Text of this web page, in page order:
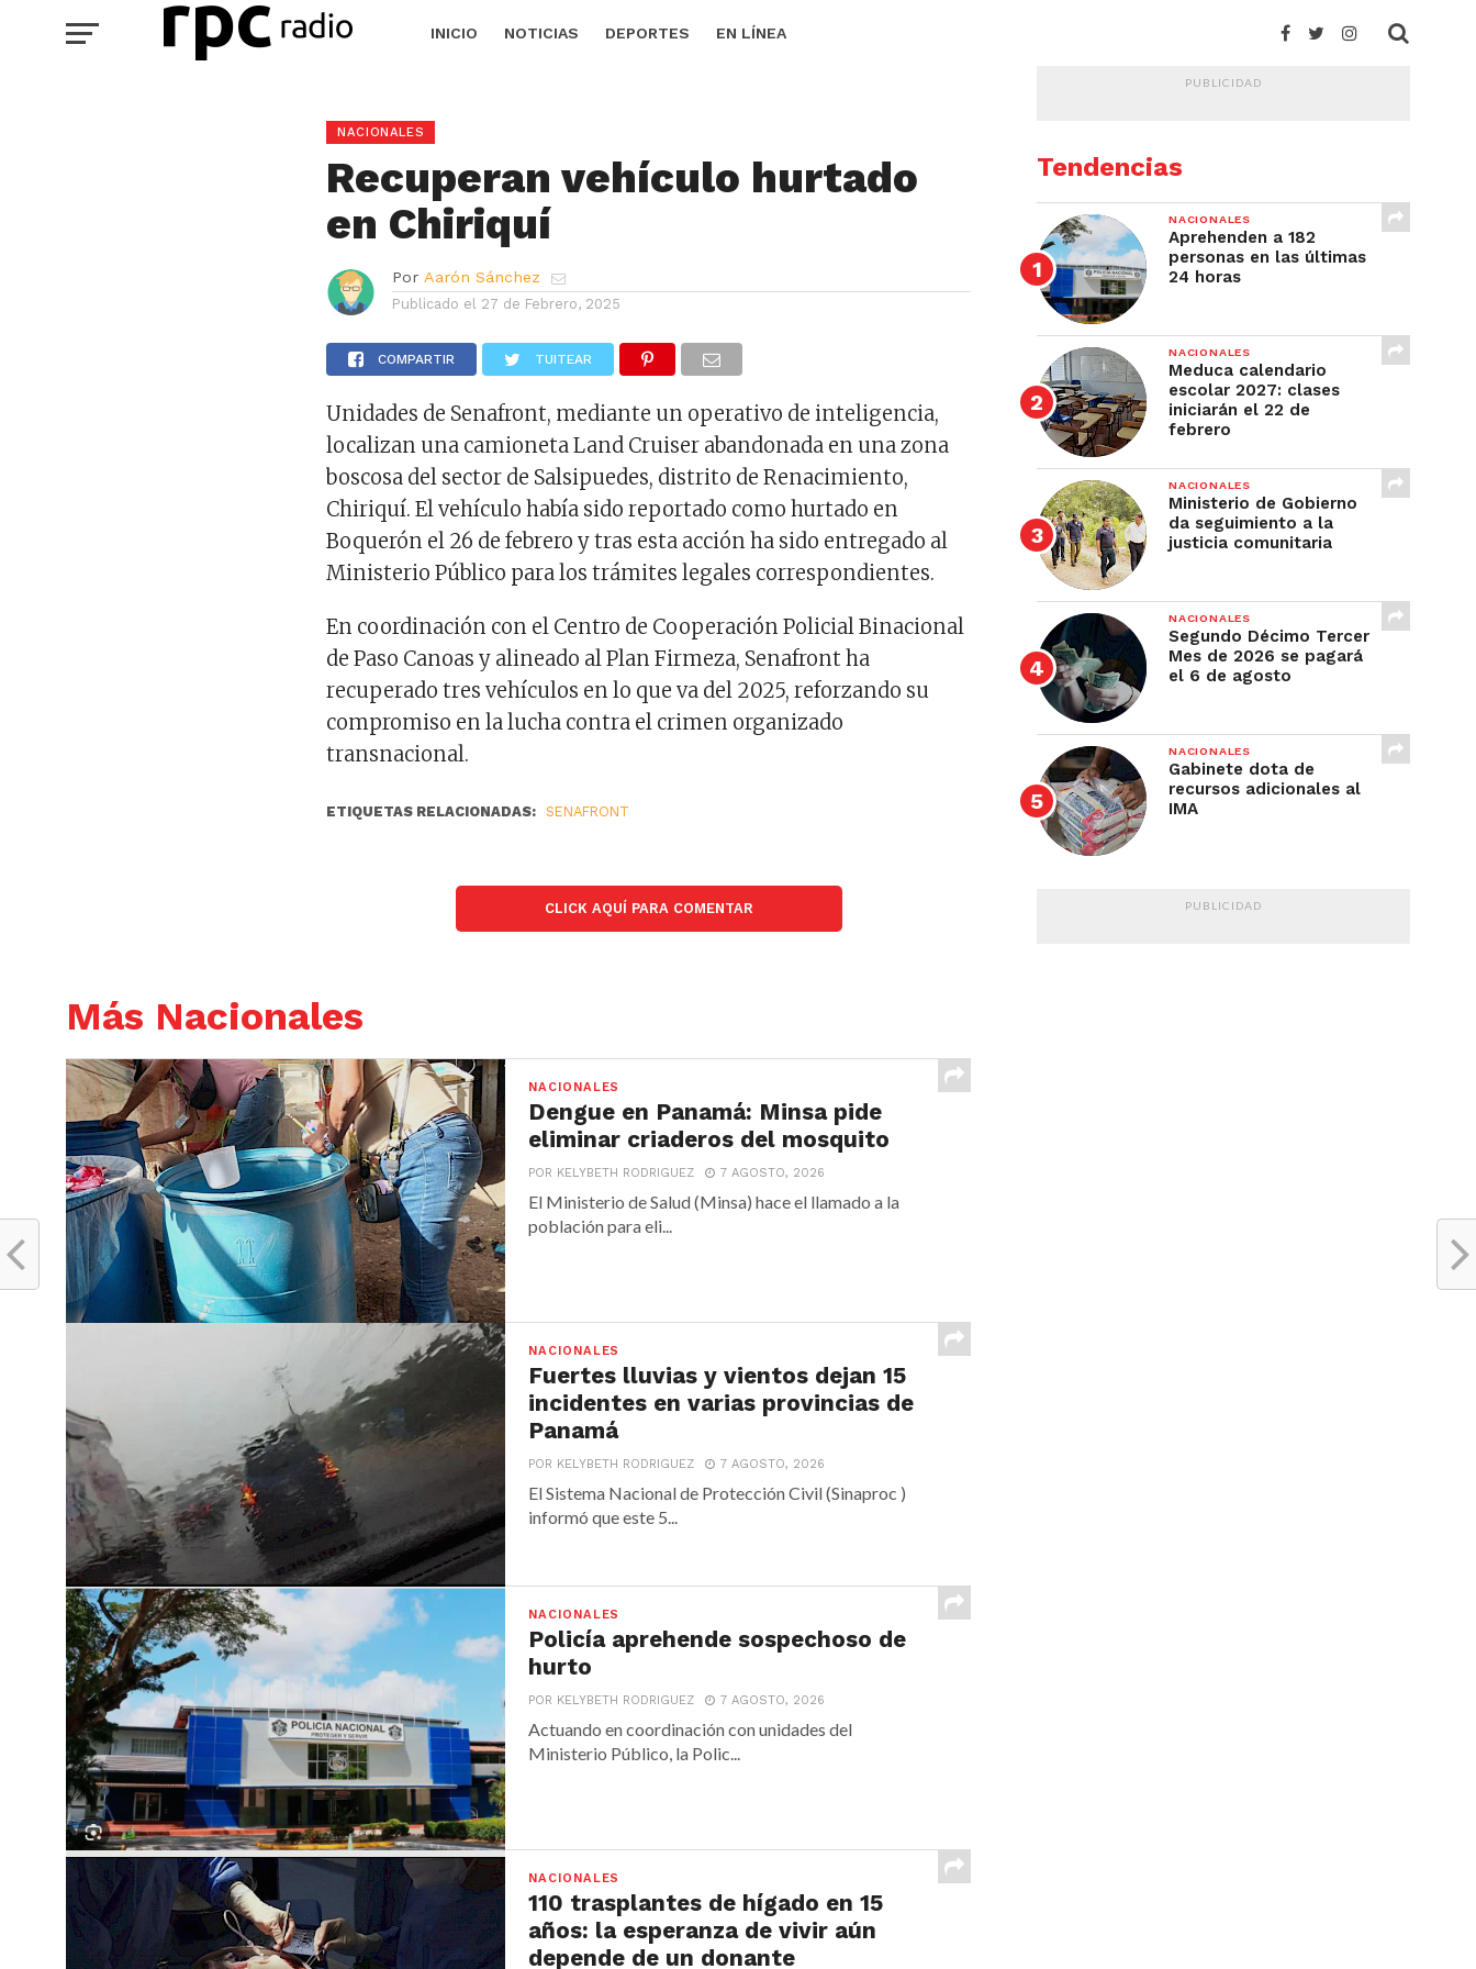
INICIO NOTICIAS DEPORTES EN LÍNEA
NACIONALES
Recuperan vehículo hurtado
en Chiriquí
Por Aarón Sánchez
Publicado el 27 de Febrero, 2025
COMPARTIR TUITEAR
Unidades de Senafront, mediante un operativo de inteligencia,
localizan una camioneta Land Cruiser abandonada en una zona
boscosa del sector de Salsipuedes, distrito de Renacimiento,
Chiriquí. El vehículo había sido reportado como hurtado en
Boquerón el 26 de febrero y tras esta acción ha sido entregado al
Ministerio Público para los trámites legales correspondientes.
En coordinación con el Centro de Cooperación Policial Binacional
de Paso Canoas y alineado al Plan Firmeza, Senafront ha
recuperado tres vehículos en lo que va del 2025, reforzando su
compromiso en la lucha contra el crimen organizado
transnacional.
ETIQUETAS RELACIONADAS: SENAFRONT
CLICK AQUÍ PARA COMENTAR
Más Nacionales
NACIONALES
Dengue en Panamá: Minsa pide
eliminar criaderos del mosquito
POR KELYBETH RODRIGUEZ 7 AGOSTO, 2026
El Ministerio de Salud (Minsa) hace el llamado a la
población para eli...
NACIONALES
Fuertes lluvias y vientos dejan 15
incidentes en varias provincias de
Panamá
POR KELYBETH RODRIGUEZ 7 AGOSTO, 2026
El Sistema Nacional de Protección Civil (Sinaproc )
informó que este 5...
NACIONALES
Policía aprehende sospechoso de
hurto
POR KELYBETH RODRIGUEZ 7 AGOSTO, 2026
Actuando en coordinación con unidades del
Ministerio Público, la Polic...
NACIONALES
110 trasplantes de hígado en 15
años: la esperanza de vivir aún
depende de un donante
PUBLICIDAD
Tendencias
NACIONALES
Aprehenden a 182
personas en las últimas
24 horas
NACIONALES
Meduca calendario
escolar 2027: clases
iniciarán el 22 de
febrero
NACIONALES
Ministerio de Gobierno
da seguimiento a la
justicia comunitaria
NACIONALES
Segundo Décimo Tercer
Mes de 2026 se pagará
el 6 de agosto
NACIONALES
Gabinete dota de
recursos adicionales al
IMA
PUBLICIDAD